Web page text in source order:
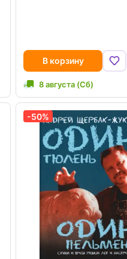
В корзину
8 августа (Сб)
-50%